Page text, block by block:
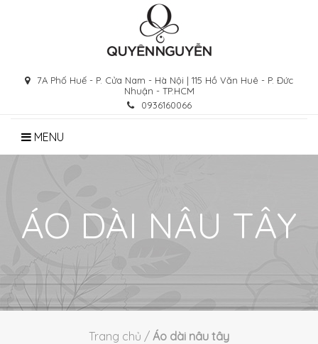
7A Phố Huế - P. Cửa Nam - Hà Nội | 115 Hồ Văn Huê - P. Đức
Nhuận - TP.HCM
0936160066
MENU
ÁO DÀI NÂU TÂY
Trang chủ / Áo dài nâu tây